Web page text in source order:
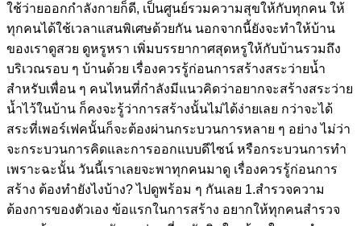
ใช้ว่ายออกกำลังกายก็ดี, เป็นศูนย์รวมความสุขให้กับทุกคน ให้
ทุกคนได้ใช้เวลาแสนพิเศษด้วยกัน นอกจากนี้ยังจะทำให้บ้าน
ของเราดูสวย ดูหรูหรา เพิ่มบรรยากาศสุดหรูให้กับบ้านรวมถึง
บริเวณรอบ ๆ บ้านด้วย เรื่องควรรู้ก่อนการสร้างสระว่ายน้ำ
สำหรับเพื่อน ๆ คนไหนที่กำลังมีแนวคิดว่าอยากจะสร้างสระว่าย
น้ำไว้ในบ้าน ก็คงจะรู้ว่าการสร้างนั้นไม่ได้ง่ายเลย กว่าจะได้
สระที่เพอร์เฟคนั้นก็จะต้องผ่านกระบวนการหลาย ๆ อย่าง ไม่ว่า
จะกระบวนการคิดและการออกแบบดีไซน์ หรือกระบวนการทำ
เพราะฉะนั้น วันนี้เราเลยจะพาทุกคนมาดู เรื่องควรรู้ก่อนการ
สร้าง ต้องทำยังไงบ้าง? ไปดูพร้อม ๆ กันเลย 1.สำรวจความ
ต้องการของตัวเอง ข้อแรกในการสร้าง อยากให้ทุกคนสำรวจ